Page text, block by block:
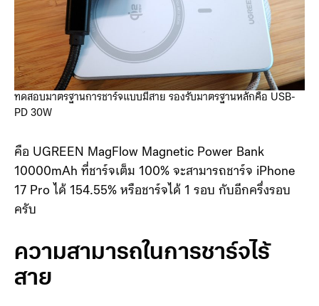
ทดสอบมาตรฐานการชาร์จแบบมีสาย รองรับมาตรฐานหลักคือ USB-
PD 30W
คือ UGREEN MagFlow Magnetic Power Bank
10000mAh ที่ชาร์จเต็ม 100% จะสามารถชาร์จ iPhone
17 Pro ได้ 154.55% หรือชาร์จได้ 1 รอบ กับอีกครึ่งรอบ
ครับ
ความสามารถในการชาร์จไร้
สาย